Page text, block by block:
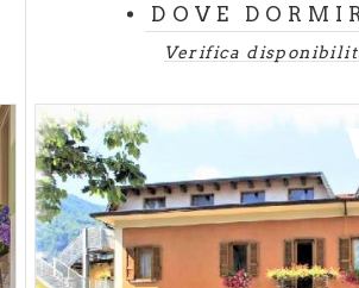
DOVE
Verifica